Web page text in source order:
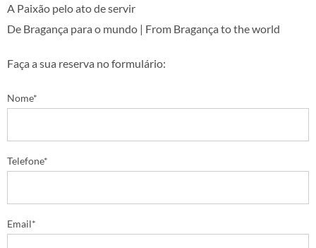
A Paixão pelo ato de servir
De Bragança para o mundo | From Bragança to the world
Faça a sua reserva no formulário:
Nome*
Telefone*
Email*